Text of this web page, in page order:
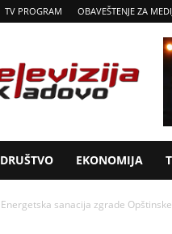
TV PROGRAM OBAVEŠTENJE ZA
DRUŠTVO EKONOMIJA
Energetska sanacija zgrade